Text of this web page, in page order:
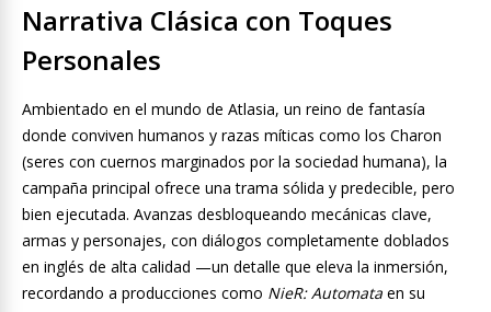
Narrativa Clásica con Toques
Personales
Ambientado en el mundo de Atlasia, un reino de fantasía
donde conviven humanos y razas míticas como los Charon
(seres con cuernos marginados por la sociedad humana), la
campaña principal ofrece una trama sólida y predecible, pero
bien ejecutada. Avanzas desbloqueando mecánicas clave,
armas y personajes, con diálogos completamente doblados
en inglés de alta calidad —un detalle que eleva la inmersión,
recordando a producciones como NieR: Automata en su